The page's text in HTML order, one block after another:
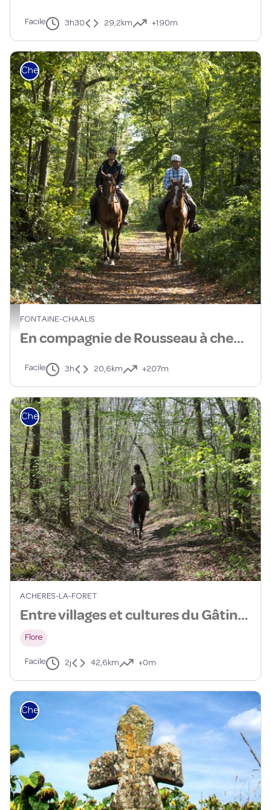
Facile 3h30 29,2km +190m
Cavaliers en forêt - Cyril Badet
Cheval
FONTAINE-CHAALIS
En compagnie de Rousseau à cheval
Facile 3h 20,6km +207m
Cheval
ACHERES-LA-FORET
Entre villages et cultures du Gâtinais sud - 41km
Flore
Facile 2j 42,6km +0m
Cheval